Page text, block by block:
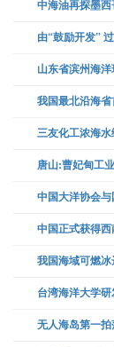
中海油再探墨
由“鼓励开发”
我国最北沿海
三友化工浓海
唐山:曹妃甸工
中国正式获得
我国海域可燃
台湾海洋大学
无人海岛第一